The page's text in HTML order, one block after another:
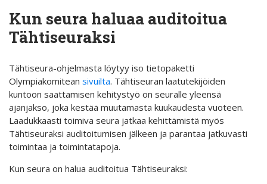
Kun seura haluaa auditoitua
Tähtiseuraksi
Tähtiseura-ohjelmasta löytyy iso tietopaketti
Olympiakomitean sivuilta. Tähtiseuran laatutekijöiden
kuntoon saattamisen kehitystyö on seuralle yleensä
ajanjakso, joka kestää muutamasta kuukaudesta vuoteen.
Laadukkaasti toimiva seura jatkaa kehittämistä myös
Tähtiseuraksi auditoitumisen jälkeen ja parantaa jatkuvasti
toimintaa ja toimintatapoja.
Kun seura on halua auditoitua Tähtiseuraksi: